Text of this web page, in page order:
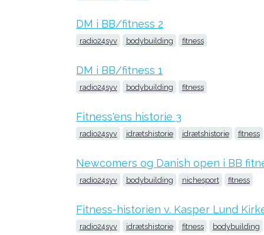
DM i BB/fitness 2
radio24syv bodybuilding fitness
DM i BB/fitness 1
radio24syv bodybuilding fitness
Fitness'ens historie 3
radio24syv idrætshistorie idrætshistorie fitness
Newcomers og Danish open i BB
radio24syv bodybuilding nichesport fitness
Fitness-historien v. Kasper Lund
radio24syv idrætshistorie fitness bodybuilding